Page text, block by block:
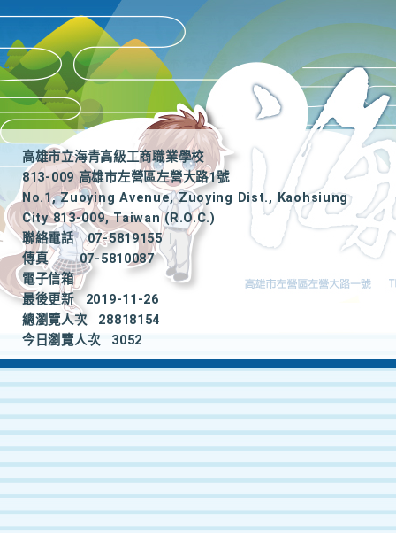
高雄市立海青高級工商職業學校
813-009 高雄市左營區左營大路1號
No.1, Zuoying Avenue, Zuoying Dist., Kaohsiung
City 813-009, Taiwan (R.O.C.)
聯絡電話
07-5819155
|
傳真
07-5810087
電子信箱
最後更新
2019-11-26
總瀏覽人次
28818154
今日瀏覽人次
3052